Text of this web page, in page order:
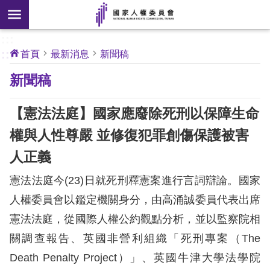
前往主要內容區塊
搜
尋
開
新
核
心
人
權
公
關
於
本
會
最
新
消
:::
首頁 最新消息 新聞稿
新聞稿
【憲法法庭】國家應廢除死刑以保障生命
權與人性尊嚴 並修復犯罪創傷保護被害
人正義
憲法法庭今(23)日就死刑釋憲案進行言詞辯論。國家
人權委員會以鑑定機關身分，由高涌誠委員代表出席
憲法法庭，從國際人權公約觀點分析，並以監察院相
關調查報告、英國非營利組織「死刑專案（The
Death Penalty Project）」、英國牛津大學法學院